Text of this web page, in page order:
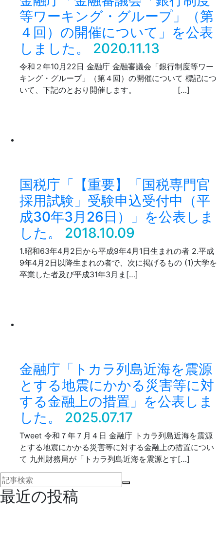
等ワーキング・グループ」（第
４回）の開催について」を公表
しました。
2020.11.13
令和２年10月22日 金融庁 金融審議会「銀行制度等ワー
キング・グループ」（第４回）の開催について 標記につ
いて、下記のとおり開催します。 […]
国税庁「【重要】「国税専門官
採用試験」受験申込受付中（平
成30年3月26日）」を公表しま
した。
2018.10.09
1.昭和63年4月2日から平成9年4月1日生まれの者 2.平成
9年4月2日以降生まれの者で、次に掲げるもの (1)大学を
卒業した者及び平成31年3月ま[…]
金融庁「トカラ列島近海を震源
とする地震にかかる災害等に対
する金融上の措置」を公表しま
した。
2025.07.17
Tweet 令和７年７月４日 金融庁 トカラ列島近海を震源
とする地震にかかる災害等に対する金融上の措置につい
て 九州財務局が「トカラ列島近海を震源とす[…]
最近の投稿